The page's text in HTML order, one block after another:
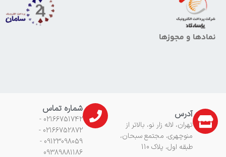
نمادها و مجوزها
آدرس
تهران، لاله زار نو، بالاتر از
منوچهری، مجتمع سبحان،
طبقه اول، پلاک 110
شماره تماس
02166751742 -
02166752872 -
09123098059 -
09389881186